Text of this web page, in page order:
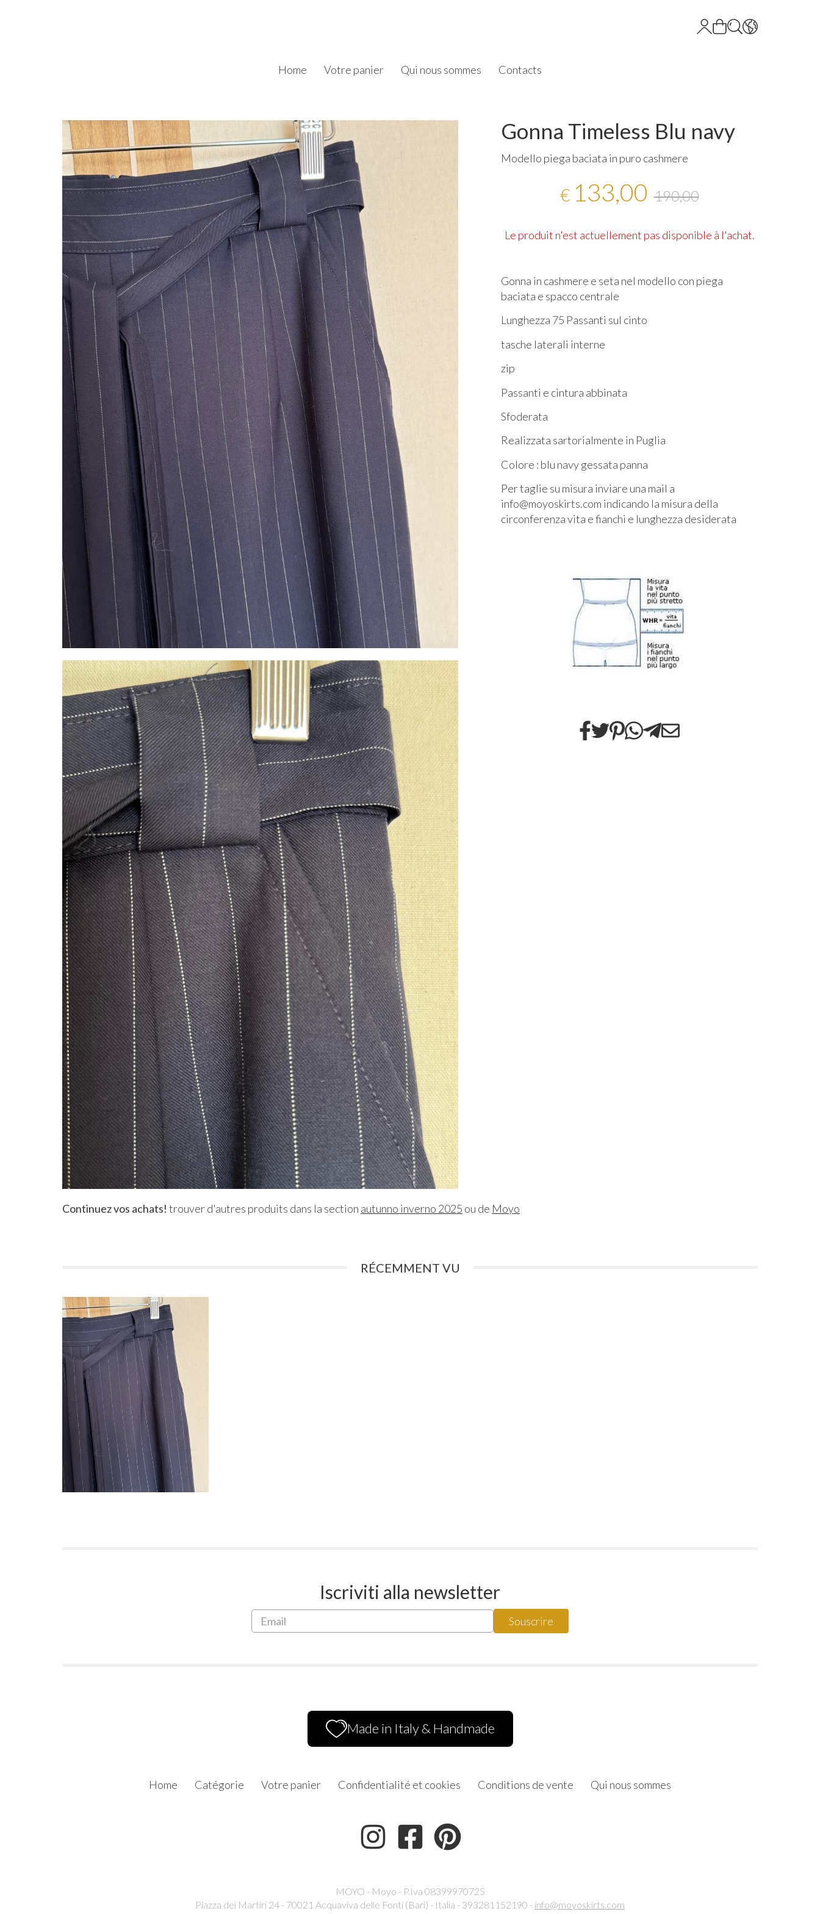
Home Votre panier Qui nous sommes Contacts
Gonna Timeless Blu navy
Modello piega baciata in puro cashmere
€ 133,00 190,00
Le produit n'est actuellement pas disponible à l'achat.
Gonna in cashmere e seta nel modello con piega
baciata e spacco centrale
Lunghezza 75 Passanti sul cinto
tasche laterali interne
zip
Passanti e cintura abbinata
Sfoderata
Realizzata sartorialmente in Puglia
Colore : blu navy gessata panna
Per taglie su misura inviare una mail a
info@moyoskirts.com indicando la misura della
circonferenza vita e fianchi e lunghezza desiderata
Continuez vos achats! trouver d'autres produits dans la section autunno inverno 2025 ou de Moyo
RÉCEMMENT VU
Iscriviti alla newsletter
Made in Italy & Handmade
Home Catégorie Votre panier Confidentialité et cookies Conditions de vente Qui nous sommes
MOYO - Moyo - P.Iva 08399970725
Piazza dei Martiri 24 - 70021 Acquaviva delle Fonti (Bari) - Italia - 393281152190 - info@moyoskirts.com